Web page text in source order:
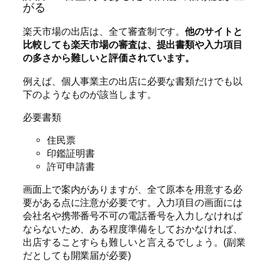
がる
楽天市場の出店は、全て審査制です。他のサイトと
比較しても楽天市場の審査は、提出書類や入力項目
の多さから難しいと評価されています。
例えば、個人事業主の出店に必要な書類だけでも以
下のようなものが該当します。
必要書類
住民票
印鑑証明書
許可申請書
画面上で案内がありますが、全て原本を用意する必
要がある点に注意が必要です。入力項目の画面には
会社名や携帯番号不可の電話番号を入力しなければ
ならないため、ある程度準備をしておかなければ、
出店することすらも難しいと言えるでしょう。(副業
だとしても開業届が必要)